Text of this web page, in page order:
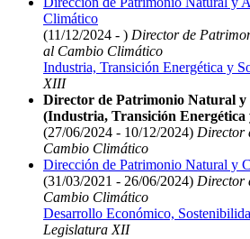
Climático
(11/12/2024 - ) Director de
al Cambio Climático
Industria, Transición Energética y
XIII
Director de Patrimonio Natural
(Industria, Transición Energética
(27/06/2024 - 10/12/2024) Director
Cambio Climático
Dirección de Patrimonio Natural y
(31/03/2021 - 26/06/2024) Director
Cambio Climático
Desarrollo Económico,
Legislatura XII